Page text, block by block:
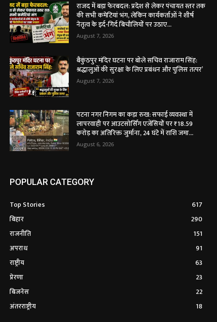
राजद में बड़ा फेरबदल: प्रदेश से लेकर पंचायत स्तर तक
की सभी कमेटियां भंग, लेकिन कार्यकर्ताओं ने शीर्ष
नेतृत्व के इर्द-गिर्द बिचौलियों पर उठाए...
August 7, 2026
बैकुंठपुर मंदिर घटना पर बोले सचिव राजाराम सिंह:
श्रद्धालुओं की सुरक्षा के लिए प्रबंधन और पुलिस तत्पर’
August 7, 2026
पटना नगर निगम का कड़ा रुख: सफाई व्यवस्था में
लापरवाही पर आउटसोर्सिंग एजेंसियों पर ₹18.59
करोड़ का अतिरिक्त जुर्माना, 24 घंटे में राशि जमा...
August 6, 2026
POPULAR CATEGORY
Top Stories
617
बिहार
290
राजनीति
151
अपराध
91
राष्ट्रीय
63
प्रेरणा
23
बिजनेस
22
अंतरराष्ट्रीय
18